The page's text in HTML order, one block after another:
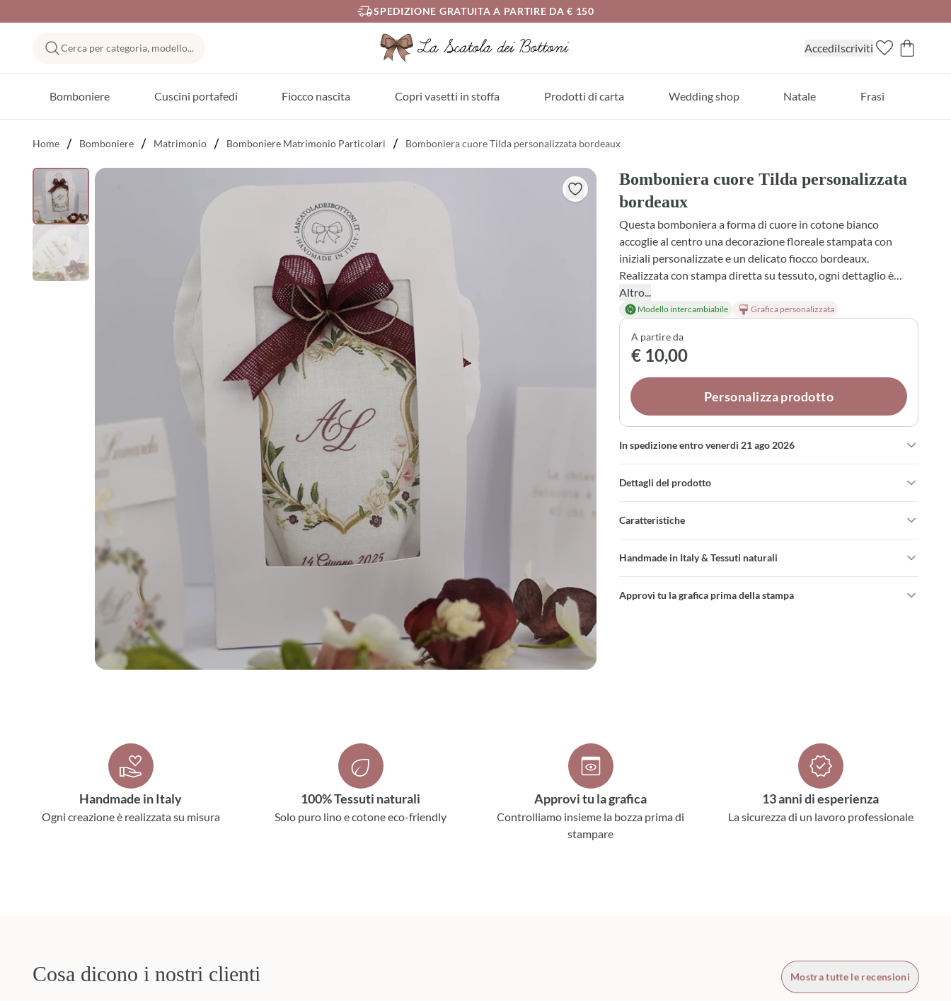
SPEDIZIONE GRATUITA A PARTIRE DA € 150
Cerca per categoria, modello... AccediIscriviti
Bomboniere Cuscini portafedi Fiocco nascita Copri vasetti in stoffa Prodotti di carta Wedding shop Natale Frasi
Home Bomboniere Matrimonio Bomboniere Matrimonio Particolari Bomboniera cuore Tilda personalizzata bordeaux
Bomboniera cuore Tilda personalizzata
bordeaux
Questa bomboniera a forma di cuore in cotone bianco
accoglie al centro una decorazione floreale stampata con
iniziali personalizzate e un delicato fiocco bordeaux.
Realizzata con stampa diretta su tessuto, ogni dettaglio è
impresso con cura per creare una bomboniera matrimonio dal
carattere artigianale. Scegli il profumo interno, il tipo di
confetti e il fiocco che preferisci: il tessuto disponibile in
cotone bianco, avorio o puro lino panna si adatta
perfettamente al tuo stile di matrimonio.
Altro...
Modello intercambiabile Grafica personalizzata
A partire da
€ 10,00
Personalizza prodotto
In spedizione entro venerdì 21 ago 2026
Dettagli del prodotto
Caratteristiche
Handmade in Italy & Tessuti naturali
Approvi tu la grafica prima della stampa
Handmade in Italy
Ogni creazione è realizzata su misura
100% Tessuti naturali
Solo puro lino e cotone eco-friendly
Approvi tu la grafica
Controlliamo insieme la bozza prima di
stampare
13 anni di esperienza
La sicurezza di un lavoro professionale
Cosa dicono i nostri clienti Mostra tutte le recensioni